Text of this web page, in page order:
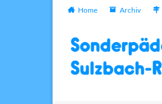
Home Archiv